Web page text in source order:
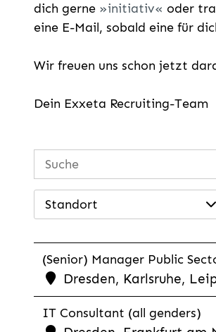
dich gerne
initiativ oder
eine E-Mail, sobald eine für
Wir freuen uns schon jetzt
Dein Exxeta Recruiting-Team
Standort
(Senior) Manager Public
Dresden, Karlsruhe,
IT Consultant (all genders)